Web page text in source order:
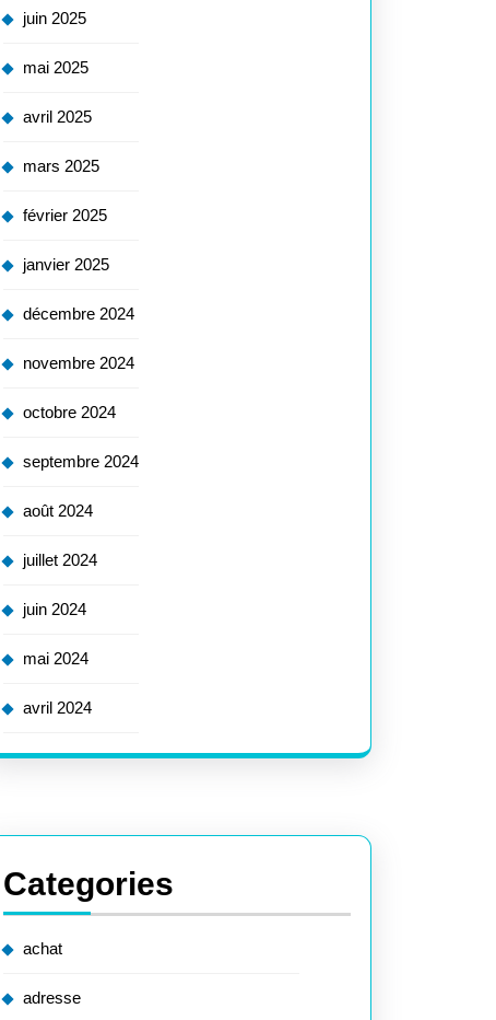
juin 2025
mai 2025
avril 2025
mars 2025
février 2025
janvier 2025
décembre 2024
novembre 2024
octobre 2024
septembre 2024
août 2024
juillet 2024
juin 2024
mai 2024
avril 2024
Categories
achat
adresse